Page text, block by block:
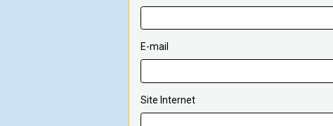
E-mail
Site Internet